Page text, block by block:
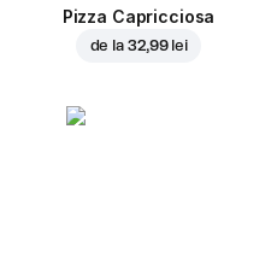
Pizza Capricciosa
de la 32,99 lei